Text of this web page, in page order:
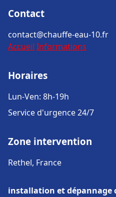
Contact
contact@chauffe-eau-10.fr
Accueil Informations
Horaires
Lun-Ven: 8h-19h
Service d'urgence 24/7
Zone intervention
Rethel, France
installation et dépannage